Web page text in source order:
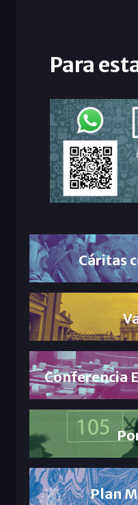
Para
Cáritas
Conferencia
Plan